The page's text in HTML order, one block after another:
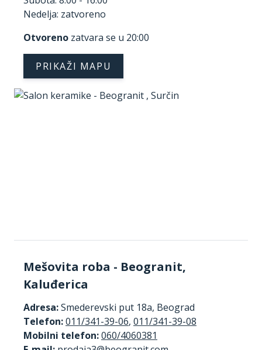
Nedelja: zatvoreno
Otvoreno zatvara se u 20:00
PRIKAŽI MAPU
Mešovita roba - Beogranit,
Kaluđerica
Adresa:Smederevski put 18a, Beograd
Telefon:011/341-39-06, 011/341-39-08
Mobilni telefon:060/4060381